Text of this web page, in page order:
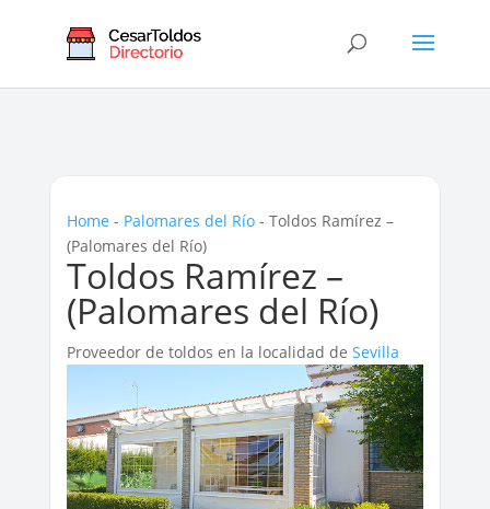
Home - Palomares del Río- Toldos Ramírez –
(Palomares del Río)
Toldos Ramírez –
(Palomares del Río)
Proveedor de toldos en la localidad de Sevilla